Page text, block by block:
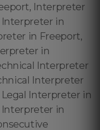
Interpreter
in
in Freeport,
in
Interpreter
Interpreter
Interpreter in
Interpreter in